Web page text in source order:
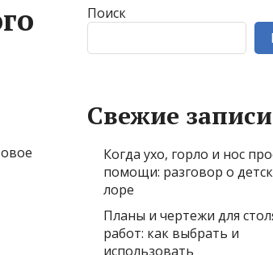
Поиск
Свежие записи
Когда ухо, горло и нос
помощи: разговор о
лоре
Планы и чертежи для
работ: как выбрать и
использовать